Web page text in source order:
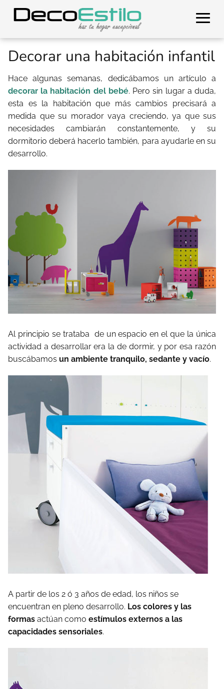
Decorar una habitación infantil
Hace algunas semanas, dedicábamos un artículo a
decorar la habitación del bebé. Pero sin lugar a duda,
esta es la habitación que más cambios precisará a
medida que su morador vaya creciendo, ya que sus
necesidades cambiarán constantemente, y su
dormitorio deberá hacerlo también, para ayudarle en su
desarrollo.
Al principio se trataba de un espacio en el que la única
actividad a desarrollar era la de dormir, y por esa razón
buscábamos un ambiente tranquilo, sedante y vacío.
A partir de los 2 ó 3 años de edad, los niños se
encuentran en pleno desarrollo. Los colores y las
formas actúan como estímulos externos a las
capacidades sensoriales.